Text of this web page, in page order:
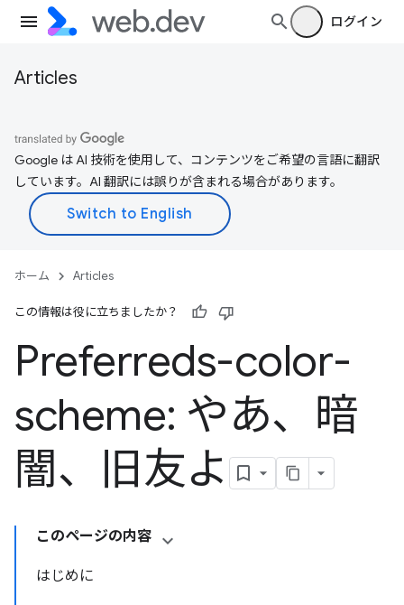
ログイン
Articles
Google は AI 技術を使用して、コンテンツをご希望の言語に翻訳
しています。AI 翻訳には誤りが含まれる場合があります。
ホーム Articles
この情報は役に立ちましたか？
Preferreds-color-
scheme: やあ、暗
闇、旧友よ
このページの内容
はじめに